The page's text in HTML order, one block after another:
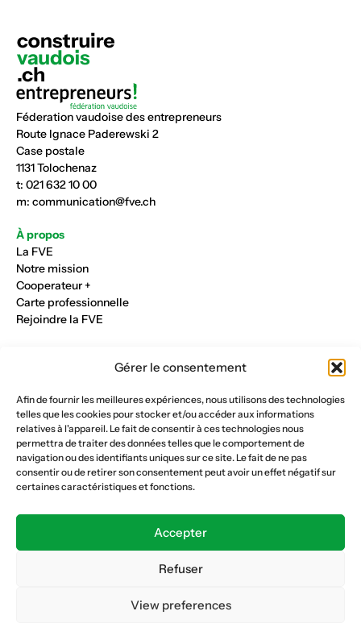
Gérer le consentement
Afin de fournir les meilleures expériences, nous utilisons des technologies
telles que les cookies pour stocker et/ou accéder aux informations
relatives à l'appareil. Le fait de consentir à ces technologies nous
permettra de traiter des données telles que le comportement de
navigation ou des identifiants uniques sur ce site. Le fait de ne pas
consentir ou de retirer son consentement peut avoir un effet négatif sur
certaines caractéristiques et fonctions.
Accepter
Refuser
View preferences
Féderation vaudoise des entrepreneurs
Route Ignace Paderewski 2
Case postale
1131 Tolochenaz
t: 021 632 10 00
m: communication@fve.ch
À propos
La FVE
Notre mission
Cooperateur +
Carte professionnelle
Rejoindre la FVE
Maçonnerie et génie civil
Parqueterie et sols
Menuiserie et bois
Plâtrerie et peinture
Nous suivre
Formation continue
Caisse AVS 66.1